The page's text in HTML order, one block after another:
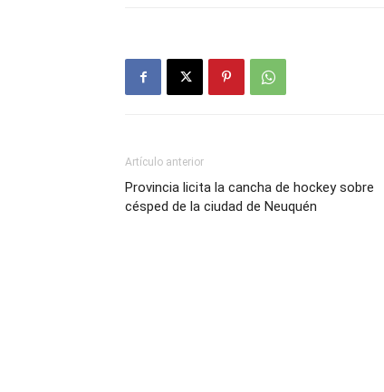
Artículo anterior
Provincia licita la cancha de hockey sobre
césped de la ciudad de Neuquén